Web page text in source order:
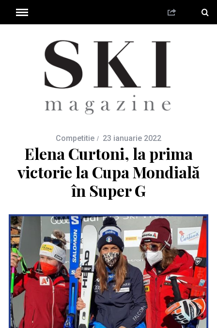
Competitie 23 ianuarie 2022
Elena Curtoni, la prima
victorie la Cupa Mondială
în Super G